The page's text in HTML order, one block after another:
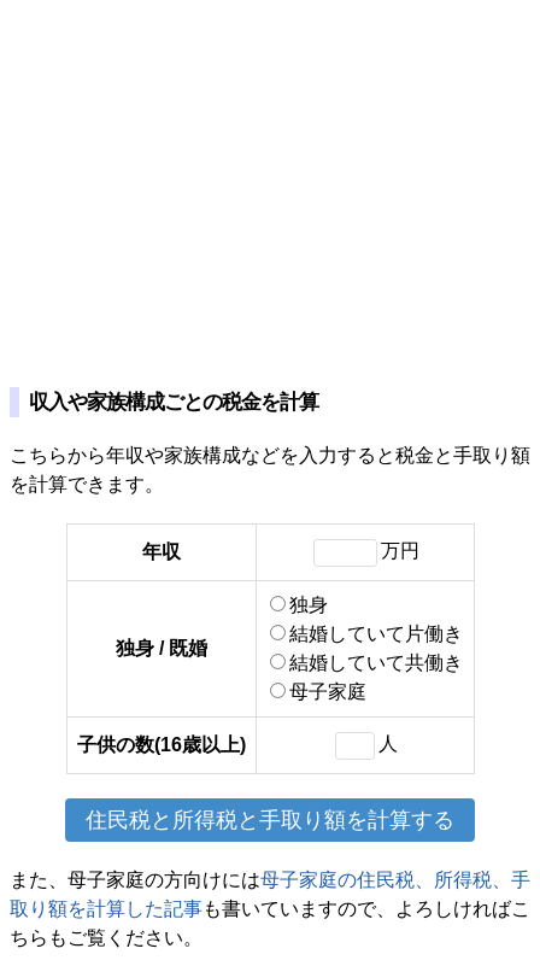
収入や家族構成ごとの税金を計算
こちらから年収や家族構成などを入力すると税金と手取り額
を計算できます。
年収 万円
独身 / 既婚
独身
結婚していて片働き
結婚していて共働き
母子家庭
子供の数(16歳以上) 人
また、母子家庭の方向けには母子家庭の住民税、所得税、手
取り額を計算した記事も書いていますので、よろしければこ
ちらもご覧ください。